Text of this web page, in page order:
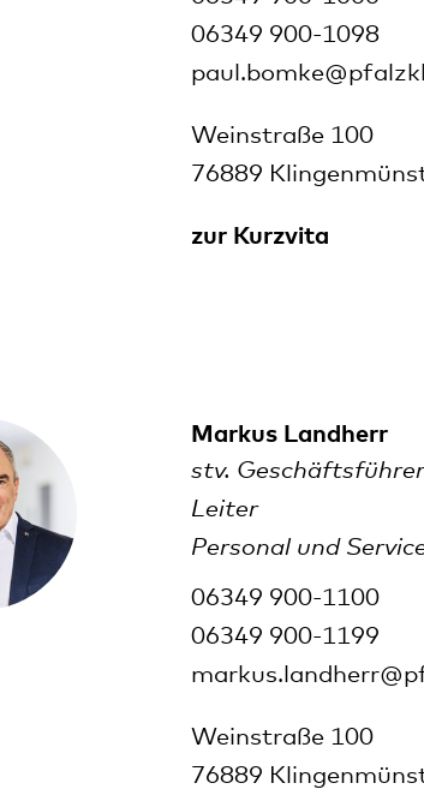
06349 900-1098
Weinstraße 100
76889
zur Kurzvita
Markus Landherr
stv. Geschäftsführer
Leiter
Personal und
06349 900-1100
06349 900-1199
Weinstraße 100
76889